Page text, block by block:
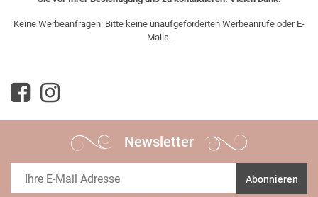
Keine Werbeanfragen: Bitte keine unaufgeforderten Werbeanrufe oder E-
Mails.
Newsletter
Abonnieren